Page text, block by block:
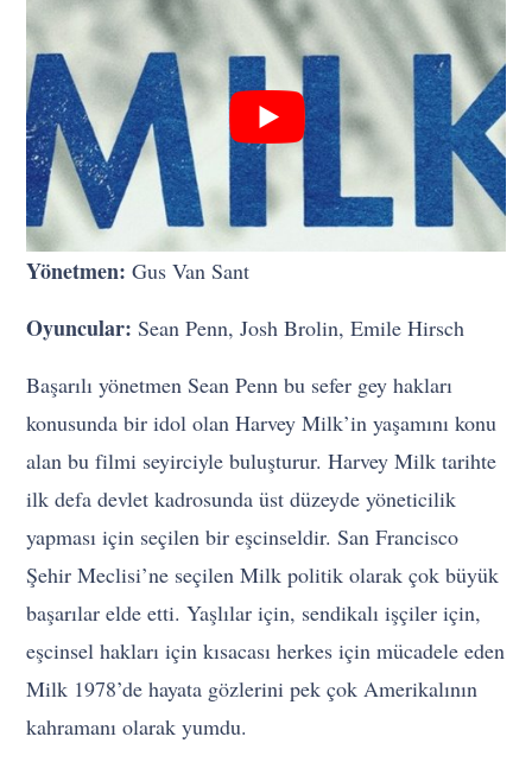
Yönetmen: Gus Van Sant
Oyuncular: Sean Penn, Josh Brolin, Emile Hirsch
Başarılı yönetmen Sean Penn bu sefer gey hakları
konusunda bir idol olan Harvey Milk’in yaşamını konu
alan bu filmi seyirciyle buluşturur. Harvey Milk tarihte
ilk defa devlet kadrosunda üst düzeyde yöneticilik
yapması için seçilen bir eşcinseldir. San Francisco
Şehir Meclisi’ne seçilen Milk politik olarak çok büyük
başarılar elde etti. Yaşlılar için, sendikalı işçiler için,
eşcinsel hakları için kısacası herkes için mücadele eden
Milk 1978’de hayata gözlerini pek çok Amerikalının
kahramanı olarak yumdu.